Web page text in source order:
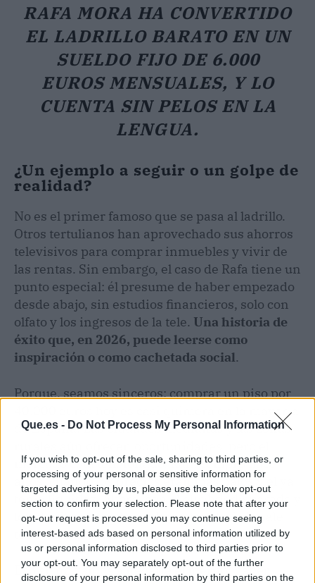
Que.es - Do Not Process My Personal Information
If you wish to opt-out of the sale, sharing to third parties, or
processing of your personal or sensitive information for
targeted advertising by us, please use the below opt-out
section to confirm your selection. Please note that after your
opt-out request is processed you may continue seeing
interest-based ads based on personal information utilized by
us or personal information disclosed to third parties prior to
your opt-out. You may separately opt-out of the further
disclosure of your personal information by third parties on the
RAFA MORA HA CONVERTIDO
EL LADRILLO BARATO EN UN
SUELDO FIJO DE 6.000
EUROS MENSUALES, Y LO
CUENTA SIN PELOS EN LA
LENGUA.
¿Un ejemplo a seguir o un golpe de
realidad?
No es el primer famoso que se pasa al ladrillo.
Otros tertulianos han aprovechado sus ahorros
televisivos para comprar inmuebles y vivir de
las rentas. Sin embargo, el caso de Rafa tiene un
punto especial: él presume de haber empezado
desde abajo, sin estudios financieros, solo con
olfato y los ingresos de la tele. Una historia de
éxito que, en 2026, puede leerse como
inspiración o como cachetada social.
Porque, seamos sinceros: comprar un piso por
40.000 euros hoy es casi quimera en la mayoría
de España. Las ciudades medianas y las zonas
mercado está tensionado. Rafa compró hace
años, cuando los precios eran más bajos y él ya
tenía liquidez. Ahora, con el euríbor disparado y
los alquileres por las nubes, el negocio le sale
todavía más rentable.
Eso sí, no vamos a negarle el mérito: haber